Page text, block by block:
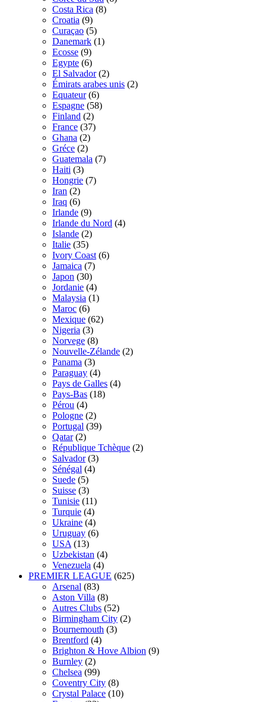
Costa Rica (8)
Croatia (9)
Curaçao (5)
Danemark (1)
Ecosse (9)
Egypte (6)
El Salvador (2)
Émirats arabes unis (2)
Equateur (6)
Espagne (58)
Finland (2)
France (37)
Ghana (2)
Gréce (2)
Guatemala (7)
Haiti (3)
Hongrie (7)
Iran (2)
Iraq (6)
Irlande (9)
Irlande du Nord (4)
Islande (2)
Italie (35)
Ivory Coast (6)
Jamaica (7)
Japon (30)
Jordanie (4)
Malaysia (1)
Maroc (6)
Mexique (62)
Nigeria (3)
Norvege (8)
Nouvelle-Zélande (2)
Panama (3)
Paraguay (4)
Pays de Galles (4)
Pays-Bas (18)
Pérou (4)
Pologne (2)
Portugal (39)
Qatar (2)
République Tchèque (2)
Salvador (3)
Sénégal (4)
Suede (5)
Suisse (3)
Tunisie (11)
Turquie (4)
Ukraine (4)
Uruguay (6)
USA (13)
Uzbekistan (4)
Venezuela (4)
PREMIER LEAGUE (625)
Arsenal (83)
Aston Villa (8)
Autres Clubs (52)
Birmingham City (2)
Bournemouth (3)
Brentford (4)
Brighton & Hove Albion (9)
Burnley (2)
Chelsea (99)
Coventry City (8)
Crystal Palace (10)